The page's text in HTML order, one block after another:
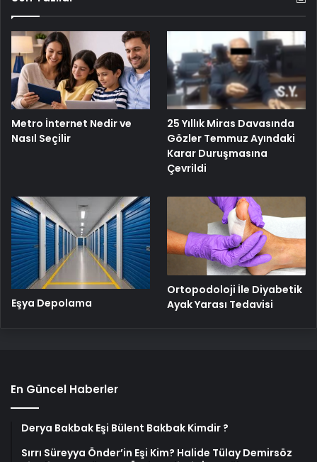
Metro İnternet Nedir ve
Nasıl Seçilir
25 Yıllık Miras Davasında
Gözler Temmuz Ayındaki
Karar Duruşmasına
Çevrildi
Eşya Depolama
Ortopodoloji İle Diyabetik
Ayak Yarası Tedavisi
En Güncel Haberler
Derya Bakbak Eşi Bülent Bakbak Kimdir ?
Sırrı Süreyya Önder’in Eşi Kim? Halide Tülay Demirsöz